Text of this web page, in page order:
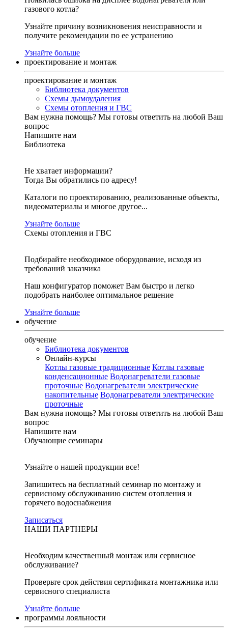
газового котла?
Узнайте причину возникновения неисправности и
получите рекомендации по ее устранению
Узнайте больше
проектирование и монтаж
проектирование и монтаж
Библиотека документов
Схемы дымоудаления
Схемы отопления и ГВС
Вам нужна помощь? Мы готовы ответить на любой Ваш
вопрос
Напишите нам
Библиотека
Не хватает информации?
Тогда Вы обратились по адресу!
Каталоги по проектированию, реализованные объекты,
видеоматериалы и многое другое...
Узнайте больше
Схемы отопления и ГВС
Подбирайте необходимое оборудование, исходя из
требований заказчика
Наш конфигуратор поможет Вам быстро и легко
подобрать наиболее оптимальное решение
Узнайте больше
обучение
обучение
Библиотека документов
Онлайн-курсы
Котлы газовые традиционные Котлы газовые
конденсационные Водонагреватели газовые
проточные Водонагреватели электрические
накопительные Водонагреватели электрические
проточные
Вам нужна помощь? Мы готовы ответить на любой Ваш
вопрос
Напишите нам
Обучающие семинары
Узнайте о нашей продукции все!
Запишитесь на бесплатный семинар по монтажу и
сервисному обслуживанию систем отопления и
горячего водоснабжения
Записаться
НАШИ ПАРТНЕРЫ
Необходим качественный монтаж или сервисное
обслуживание?
Проверьте срок действия сертификата монтажника или
сервисного специалиста
Узнайте больше
программы лояльности